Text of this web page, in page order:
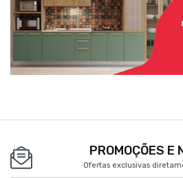
PROMOÇÕES E
Ofertas exclusivas